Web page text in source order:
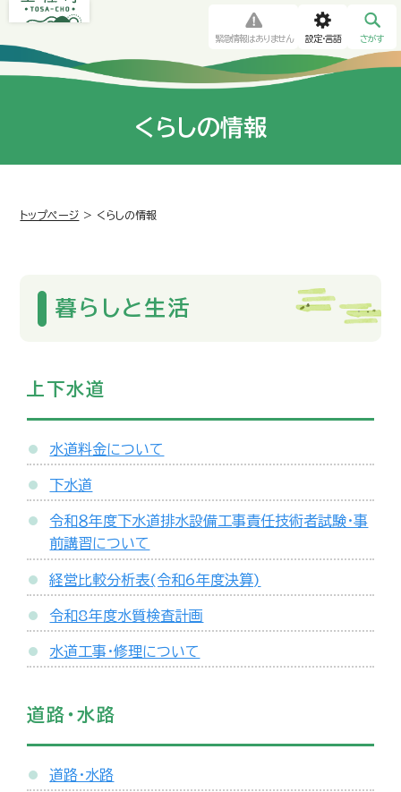
緊急情報はありません 設定・言語 さがす
くらしの情報
トップページ > くらしの情報
暮らしと生活
上下水道
水道料金について
下水道
令和８年度下水道排水設備工事責任技術者試験・事
前講習について
経営比較分析表(令和6年度決算)
令和8年度水質検査計画
水道工事・修理について
道路・水路
道路・水路